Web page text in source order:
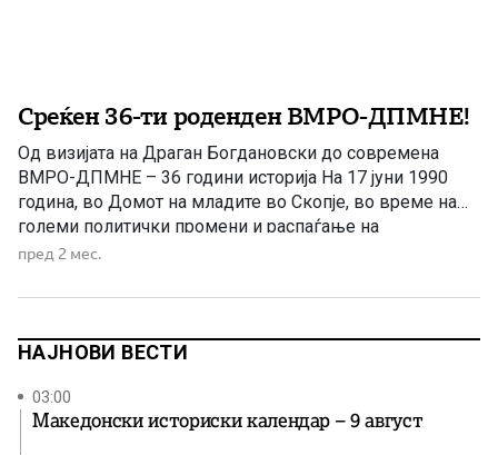
Среќен 36-ти роденден ВМРО-ДПМНЕ!
Од визијата на Драган Богдановски до современа
ВМРО-ДПМНЕ – 36 години историја На 17 јуни 1990
година, во Домот на младите во Скопје, во време на
големи политички промени и распаѓање на
еднопартискиот систем во тогашна Југославија, беше
организација – Демократска партија за македонско
на ВМРО-ДПМНЕ претставуваше […]
пред 2 мес.
НАЈНОВИ ВЕСТИ
03:00
Македонски историски календар – 9 август